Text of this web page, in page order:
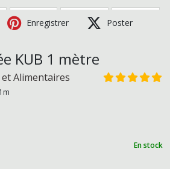
Enregistrer Poster
KUB 1 mètre
Alimentaires
En stock